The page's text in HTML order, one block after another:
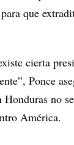
que
cierta
Ponce
no
América.